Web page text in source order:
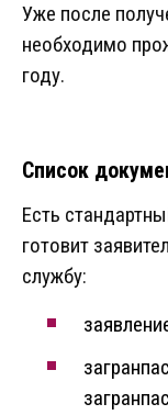
Уже после
необходимо
году.
Список
Есть
готовит
службу: